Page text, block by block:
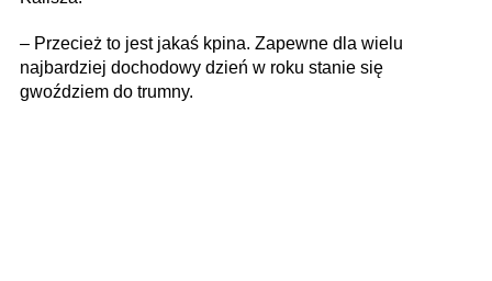
– Przecież to jest jakaś kpina. Zapewne dla wielu
najbardziej dochodowy dzień w roku stanie się
gwoździem do trumny.